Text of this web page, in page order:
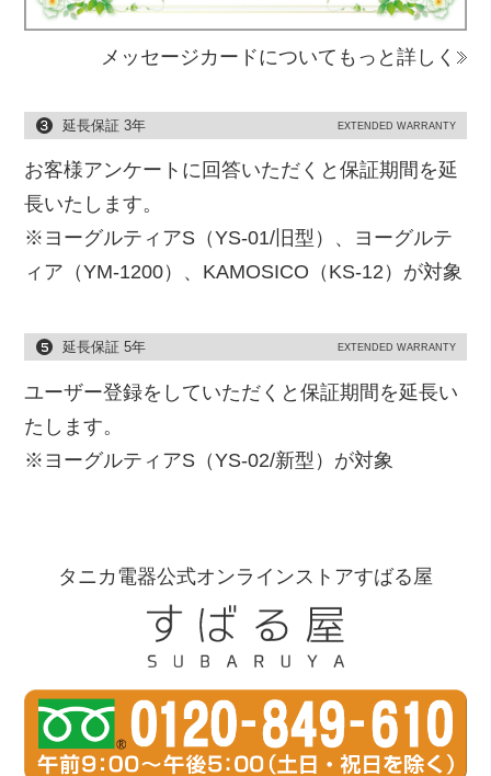
メッセージカードについてもっと詳しく
延長保証 3年 EXTENDED WARRANTY
お客様アンケートに回答いただくと保証期間を延
長いたします。
※ヨーグルティアS（YS-01/旧型）、ヨーグルテ
ィア（YM-1200）、KAMOSICO（KS-12）が対象
延長保証 5年 EXTENDED WARRANTY
ユーザー登録をしていただくと保証期間を延長い
たします。
※ヨーグルティアS（YS-02/新型）が対象
タニカ電器公式オンラインストアすばる屋